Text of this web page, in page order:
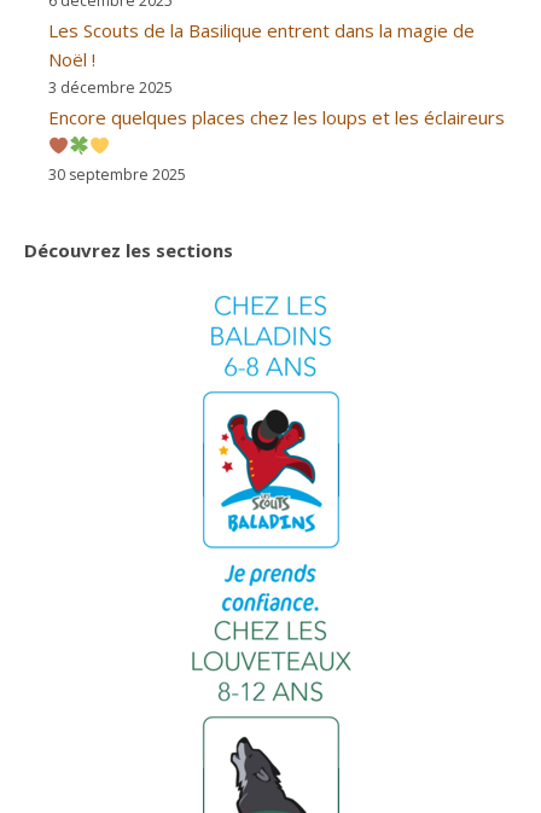
Les Scouts de la Basilique entrent dans la magie de
Noël !
3 décembre 2025
Encore quelques places chez les loups et les éclaireurs
30 septembre 2025
Découvrez les sections